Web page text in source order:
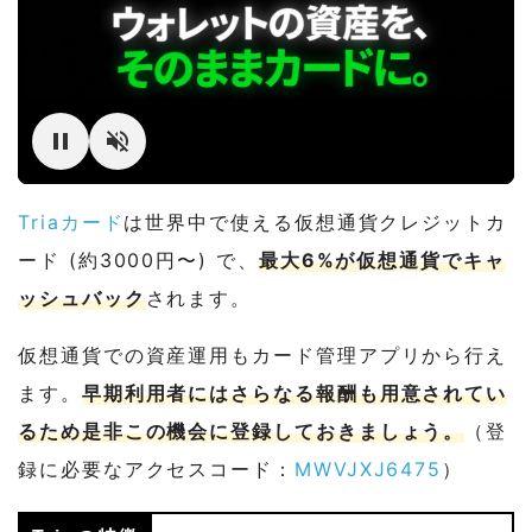
Triaカード は世界中で使える仮想通貨クレジットカ
ード (約3000円〜) で、 最大6%が仮想通貨でキャ
ッシュバックされます。
仮想通貨での資産運用もカード管理アプリから行え
ます。 早期利用者にはさらなる報酬も用意されてい
るため是非この機会に登録しておきましょう。 （登
録に必要なアクセスコード： MWVJXJ6475 ）